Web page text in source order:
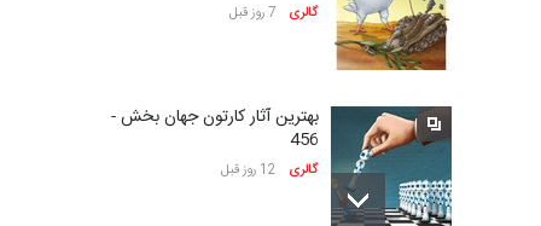
مهلت 24 روز دیگر
گالری 7 روز قبل
بهترین آثار کارتون جهان بخش -
456
گالری 12 روز قبل